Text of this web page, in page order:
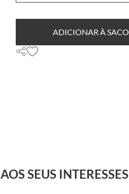
ADICIONAR À
SEUS INTERESSES